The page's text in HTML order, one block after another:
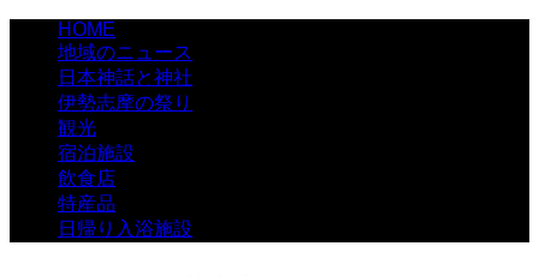
HOME
地域のニュース
日本神話と神社
伊勢志摩の祭り
観光
宿泊施設
飲食店
特産品
日帰り入浴施設